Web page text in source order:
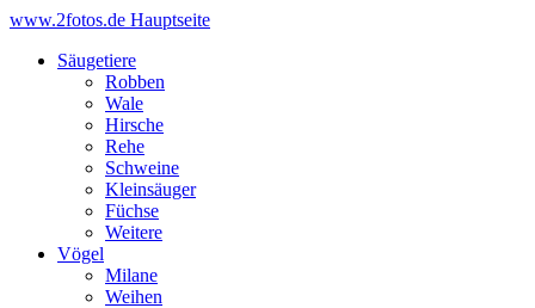
www.2fotos.de Hauptseite
Säugetiere
Robben
Wale
Hirsche
Rehe
Schweine
Kleinsäuger
Füchse
Weitere
Vögel
Milane
Weihen